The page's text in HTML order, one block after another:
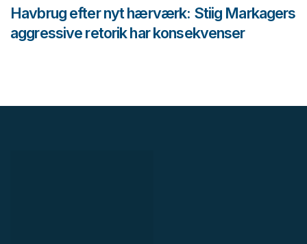
Havbrug efter nyt hærværk: Stiig Markagers
aggressive retorik har konsekvenser